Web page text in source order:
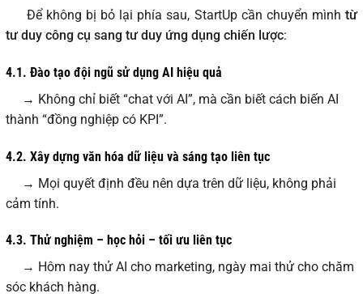
Để không bị bỏ lại phía sau, StartUp cần chuyển mình từ
tư duy công cụ sang tư duy ứng dụng chiến lược:
4.1. Đào tạo đội ngũ sử dụng AI hiệu quả
→ Không chỉ biết “chat với AI”, mà cần biết cách biến AI
thành “đồng nghiệp có KPI”.
4.2. Xây dựng văn hóa dữ liệu và sáng tạo liên tục
→ Mọi quyết định đều nên dựa trên dữ liệu, không phải
cảm tính.
4.3. Thử nghiệm – học hỏi – tối ưu liên tục
→ Hôm nay thử AI cho marketing, ngày mai thử cho chăm
sóc khách hàng.